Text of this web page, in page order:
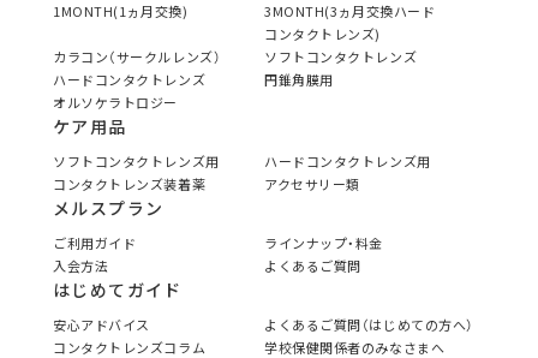
1MONTH(1ヵ月交換)
3MONTH(3ヵ月交換ハード
コンタクトレンズ)
カラコン（サークルレンズ）
ソフトコンタクトレンズ
ハードコンタクトレンズ
円錐角膜用
オルソケラトロジー
ケア用品
ソフトコンタクトレンズ用
ハードコンタクトレンズ用
コンタクトレンズ装着薬
アクセサリー類
メルスプラン
ご利用ガイド
ラインナップ・料金
入会方法
よくあるご質問
はじめてガイド
安心アドバイス
よくあるご質問（はじめての方へ）
コンタクトレンズコラム
学校保健関係者のみなさまへ